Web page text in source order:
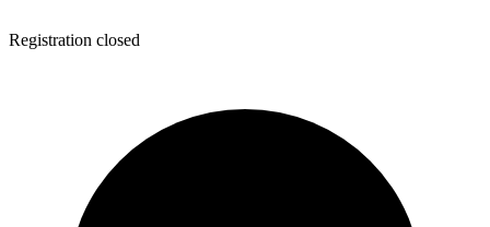
Registration closed